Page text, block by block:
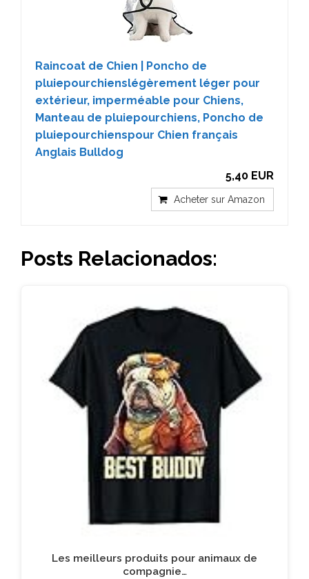
Raincoat de Chien | Poncho de
pluiepourchienslégèrement léger pour
extérieur, imperméable pour Chiens,
Manteau de pluiepourchiens, Poncho de
pluiepourchienspour Chien français
Anglais Bulldog
5,40 EUR
Acheter sur Amazon
Posts Relacionados:
Les meilleurs produits pour animaux de
compagnie…